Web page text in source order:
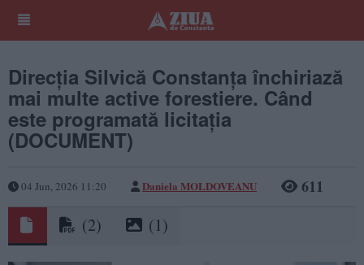
Direcția Silvică Constanța închiriază
mai multe active forestiere. Când
este programată licitația
(DOCUMENT)
04 Jun, 2026 11:20 Daniela MOLDOVEANU 611
(2) (1)